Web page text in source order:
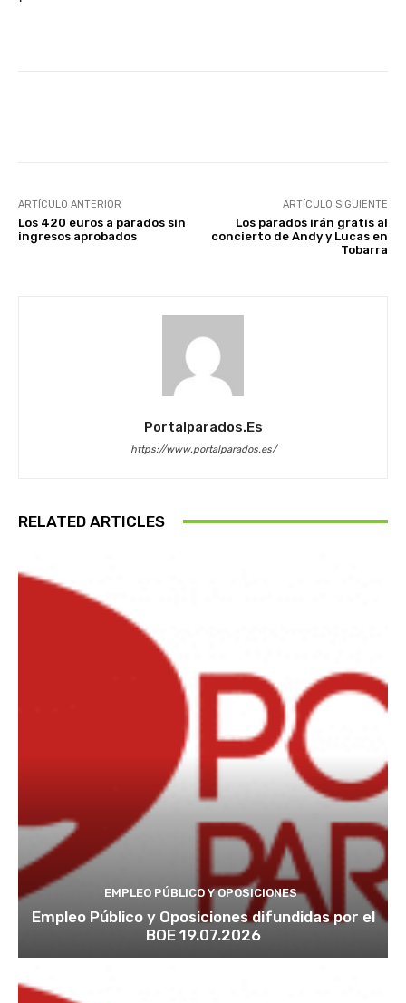
ARTÍCULO ANTERIOR
Los 420 euros a parados sin
ingresos aprobados
ARTÍCULO SIGUIENTE
Los parados irán gratis al
concierto de Andy y Lucas en
Tobarra
Portalparados.es
https://www.portalparados.es/
RELATED ARTICLES
EMPLEO PÚBLICO Y OPOSICIONES
Empleo Público y Oposiciones difundidas por el
BOE 19.07.2026